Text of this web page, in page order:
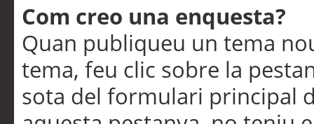
Com creo una enquesta?
Quan publiqueu un tema
tema, feu clic sobre la
sota del formulari principal